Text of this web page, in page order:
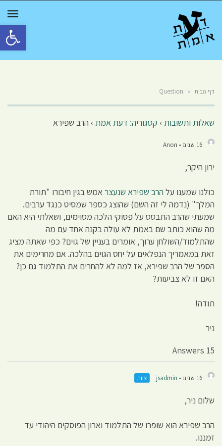
פתח
דף הבית »
Question
שאלות ותשובות › קטגוריה: דעת אמת › הרב שפירא
16 שנים • Anon
ירון היקר,
כולנו שמענו על הרב שפירא שנעצראמש בגין חיבורו "תורת
המלך" (נדמה לי זה השם) שהוצג כספר שמסיט כנגד ערבים.
שמעתי שהרב התבסס על פסוקי הלכה מסוימים, ושאלתי היא האם
מה שהוא כותב שם באמת לא עולה בקנה אחד עם מה
שהתלמוד/השולחן ערוך, אומרים בעניין של גוים? כפי שאתה מציג
זאת במאמריך הנפלאים על יחס הגוים בהלכה. אם מחרימים את
הספר של הרב שפירא, אז למה לא להחרים את התלמוד גם כן?
האם זו לא צביעות?
תודה!
ניר
15 Answers
16 שנים • jsadmin צוות
שלום ניר,
הרב שפירא הוא שופרו של התלמוד וארון הפוסקים היהודי עד
זמננו.